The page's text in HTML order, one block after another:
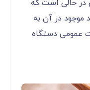
در حالی است که
موجود در آن به
عمومی دستگاه